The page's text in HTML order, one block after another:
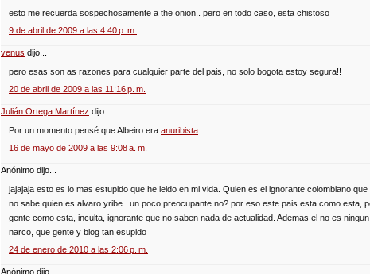
esto me recuerda sospechosamente a the onion.. pero en todo caso, esta chistoso
9 de abril de 2009 a las 4:40 p. m.
venus dijo...
pero esas son as razones para cualquier parte del pais, no solo bogota estoy segura!!
20 de abril de 2009 a las 11:16 p. m.
Julián Ortega Martínez dijo...
Por un momento pensé que Albeiro era anuribista
16 de mayo de 2009 a las 9:08 a. m.
Anónimo dijo...
jajajaja esto es lo mas estupido que he leido en mi vida. Quien es el ignorante colombiano que
no sabe quien es alvaro yribe.. un poco preocupante no? por eso este pais esta como esta,
gente como esta, inculta, ignorante que no saben nada de actualidad. Ademas el no es ningun
narco, que gente y blog tan esupido
24 de enero de 2010 a las 2:06 p. m.
Anónimo dijo...